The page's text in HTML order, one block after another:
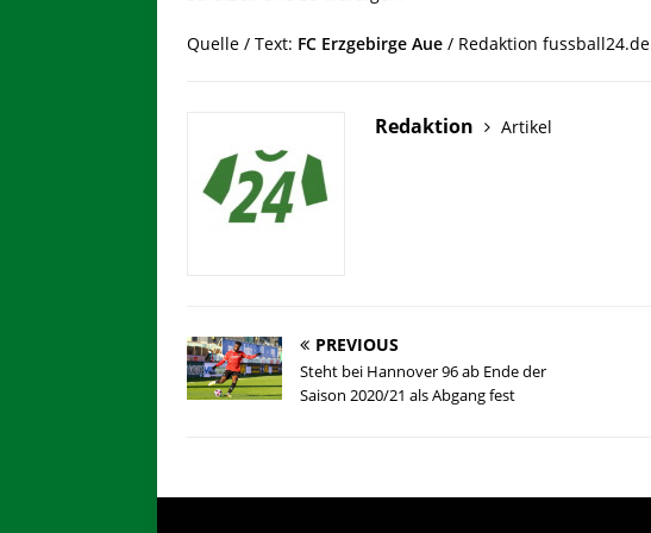
Quelle / Text: FC Erzgebirge Aue / Redaktion fussball24.de
Redaktion Artikel
PREVIOUS
Steht bei Hannover 96 ab Ende der
Saison 2020/21 als Abgang fest